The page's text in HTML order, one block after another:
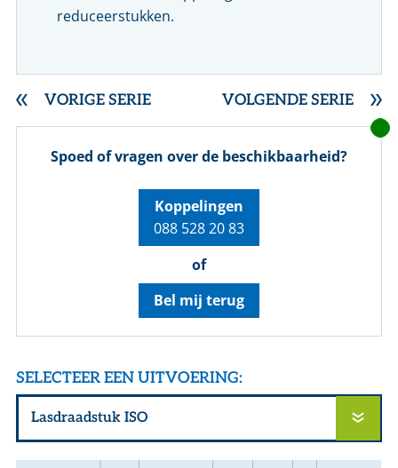
reduceerstukken.
VORIGE SERIE VOLGENDE SERIE
Spoed of vragen over de beschikbaarheid?
Koppelingen
088 528 20 83
of
Bel mij terug
SELECTEER EEN UITVOERING: